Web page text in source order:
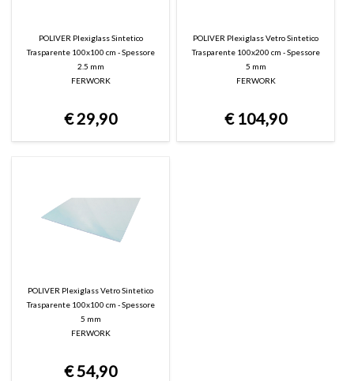
Pittura, decorazioni ed accessori
Prodotti TECH
Contattaci
Contattaci su WhatsApp
POLIVER Plexiglass Sintetico
Trasparente 100x100 cm - Spessore
2.5 mm
FERWORK
€29,90
POLIVER Plexiglass Vetro Sintetico
Trasparente 100x200 cm - Spessore
5 mm
FERWORK
€ 104,90
POLIVER Plexiglass Vetro Sintetico
Trasparente 100x100 cm - Spessore
5 mm
FERWORK
€54,90